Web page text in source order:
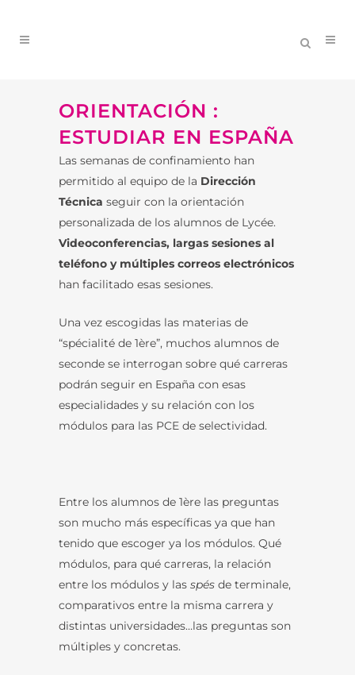
ORIENTACIÓN :
ESTUDIAR EN ESPAÑA
Las semanas de confinamiento han
permitido al equipo de la Dirección
Técnica seguir con la orientación
personalizada de los alumnos de Lycée.
Videoconferencias, largas sesiones al
teléfono y múltiples correos electrónicos
han facilitado esas sesiones.
Una vez escogidas las materias de
“spécialité de 1ère”, muchos alumnos de
seconde se interrogan sobre qué carreras
podrán seguir en España con esas
especialidades y su relación con los
módulos para las PCE de selectividad.
Entre los alumnos de 1ère las preguntas
son mucho más específicas ya que han
tenido que escoger ya los módulos. Qué
módulos, para qué carreras, la relación
entre los módulos y las spés de terminale,
comparativos entre la misma carrera y
distintas universidades…las preguntas son
múltiples y concretas.